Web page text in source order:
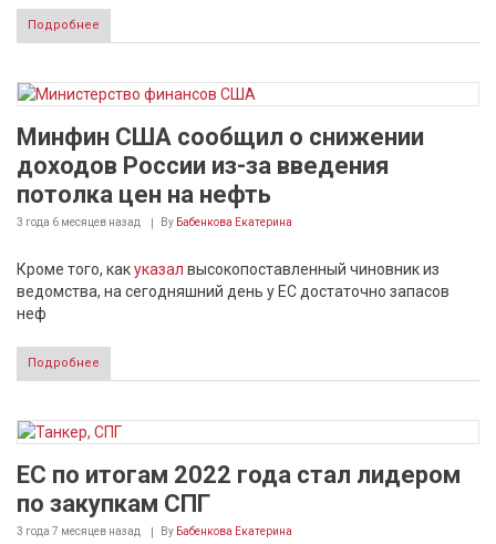
Подробнее
Минфин США сообщил о снижении
доходов России из-за введения
потолка цен на нефть
3 года 6 месяцев назад By Бабенкова Екатерина
Кроме того, какуказал высокопоставленный чиновник из
ведомства, на сегодняшний день у ЕС достаточно запасов
неф
Подробнее
ЕС по итогам 2022 года стал лидером
по закупкам СПГ
3 года 7 месяцев назад By Бабенкова Екатерина